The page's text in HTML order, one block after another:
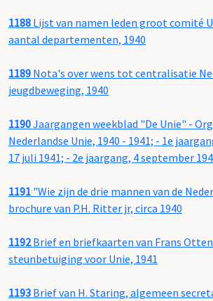
1188 Lijst van namen leden groot comité
aantal departementen, 1940
1189 Nota's over wens tot centralisatie
jeugdbeweging, 1940
1190Jaargangen weekblad "De Unie" -
Nederlandse Unie, 1940 - 1941; - 1e
17 juli 1941; - 2e jaargang, 4 september
1191 "Wie zijn de drie mannen van de
brochure van P.H. Ritter jr, circa 1940
1192Brief en briefkaarten van Frans
steunbetuiging voor Unie, 1941
1193 Brief van H. Staring, algemeen